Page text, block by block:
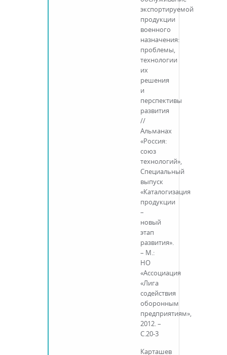
экспортируемой
продукции
военного
назначения:
проблемы,
технологии
их
решения
и
перспективы
развития
//
Альманах
«Россия:
союз
технологий»,
Специальный
выпуск
«Каталогизация
продукции
–
новый
этап
развития».
– М.:
НО
«Ассоциация
«Лига
содействия
оборонным
предприятиям»,
2012. –
С.20-3
Карташев